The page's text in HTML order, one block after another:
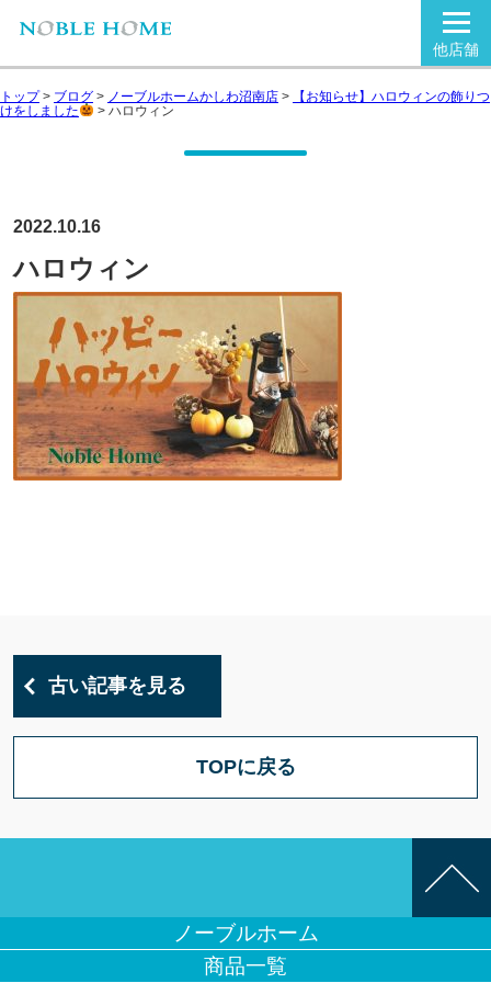
他店舗
トップ> ブログ > ノーブルホームかしわ沼南店 >
【お知らせ】ハロウィンの飾りつ
けをしました
> ハロウィン
2022.10.16
ハロウィン
古い記事を見る
TOPに戻る
ノーブルホーム
商品一覧